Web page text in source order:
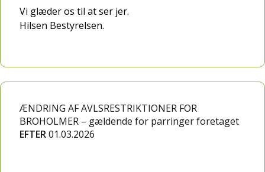
Vi glæder os til at ser jer.
Hilsen Bestyrelsen.
ÆNDRING AF AVLSRESTRIKTIONER FOR
BROHOLMER – gældende for parringer foretaget
EFTER01.03.2026